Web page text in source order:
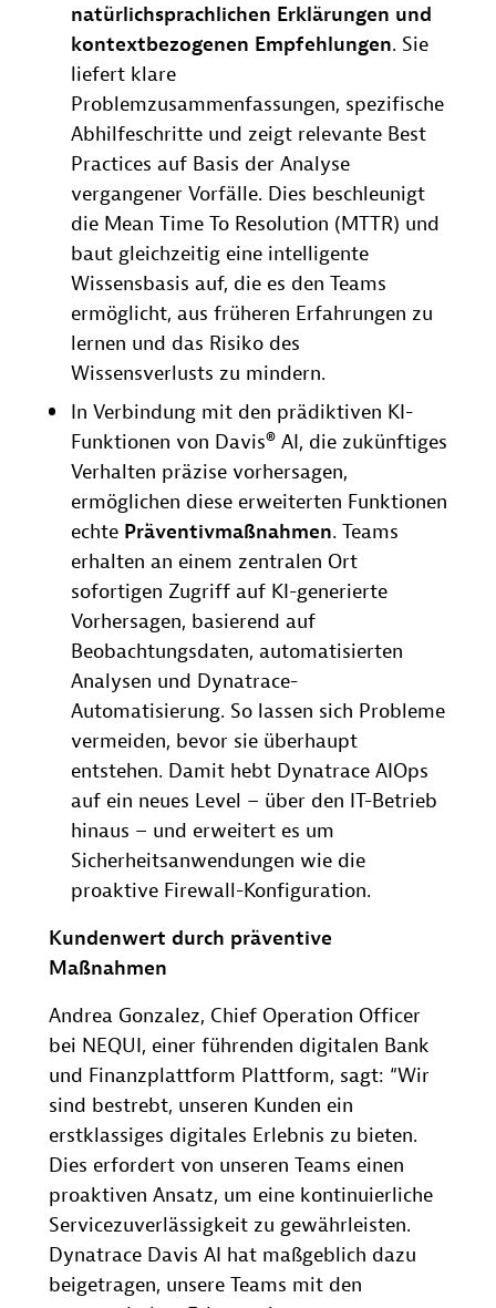
natürlichsprachlichen Erklärungen und
kontextbezogenen Empfehlungen. Sie
liefert klare
Problemzusammenfassungen, spezifische
Abhilfeschritte und zeigt relevante Best
Practices auf Basis der Analyse
vergangener Vorfälle. Dies beschleunigt
die Mean Time To Resolution (MTTR) und
baut gleichzeitig eine intelligente
Wissensbasis auf, die es den Teams
ermöglicht, aus früheren Erfahrungen zu
lernen und das Risiko des
Wissensverlusts zu mindern.
In Verbindung mit den prädiktiven KI-
Funktionen von Davis® AI, die zukünftiges
Verhalten präzise vorhersagen,
ermöglichen diese erweiterten Funktionen
echte Präventivmaßnahmen. Teams
erhalten an einem zentralen Ort
sofortigen Zugriff auf KI-generierte
Vorhersagen, basierend auf
Beobachtungsdaten, automatisierten
Analysen und Dynatrace-
Automatisierung. So lassen sich Probleme
vermeiden, bevor sie überhaupt
entstehen. Damit hebt Dynatrace AIOps
auf ein neues Level – über den IT-Betrieb
hinaus – und erweitert es um
Sicherheitsanwendungen wie die
proaktive Firewall-Konfiguration.
Kundenwert durch präventive
Maßnahmen
Andrea Gonzalez, Chief Operation Officer
bei NEQUI, einer führenden digitalen Bank
und Finanzplattform Plattform, sagt: “Wir
sind bestrebt, unseren Kunden ein
erstklassiges digitales Erlebnis zu bieten.
Dies erfordert von unseren Teams einen
proaktiven Ansatz, um eine kontinuierliche
Servicezuverlässigkeit zu gewährleisten.
Dynatrace Davis AI hat maßgeblich dazu
beigetragen, unsere Teams mit den